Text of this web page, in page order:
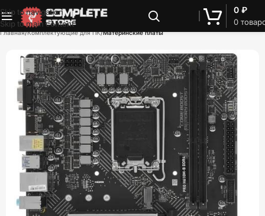
Skip to navigation
Skip to main content
0
0 ₽
Главная Комплектующие для ПК Материнские платы